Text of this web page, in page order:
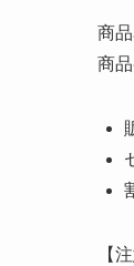
商
商
【